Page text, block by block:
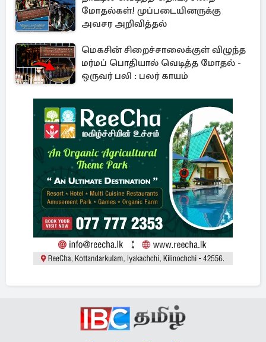
மோதல்கள்! முப்படையினருக்கு
அவசர அறிவித்தல்
மெகசின் சிறைச்சாலைக்குள் விழுந்த
மர்மப் பொதியால் வெடித்த மோதல் -
ஒருவர் பலி : பலர் காயம்